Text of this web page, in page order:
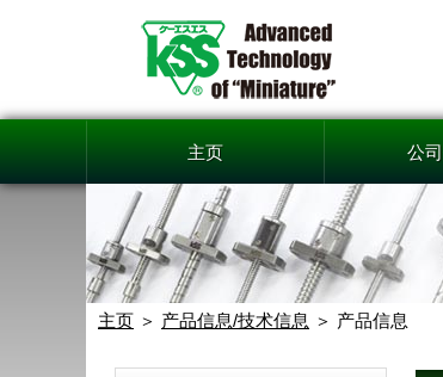
主页 公
主页 产品信息/技术信息 产品信息